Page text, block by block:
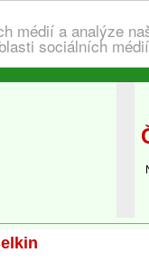
médií a analýze
sociálních